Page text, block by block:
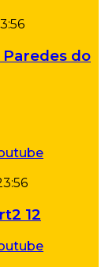
Paredes do
12